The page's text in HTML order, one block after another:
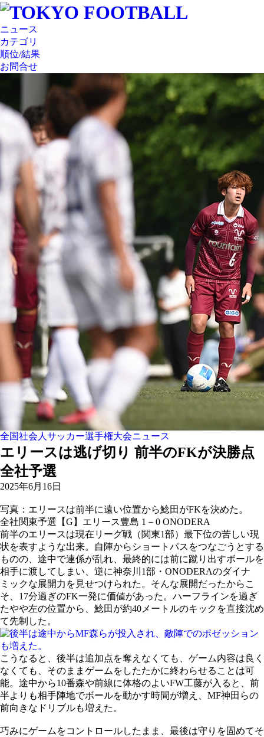
ニュース
カテゴリ
順位/結果
お問合せ
全国社会人サッカー選手権大会ニュース
エリースは逃げ切り 前半のFKが決勝点
全社予選
2025年6月16日
写真：エリースは前半に遠い位置から鯰田がFKを決めた。
全社関東予選【G】 エリース豊島 1－0 ONODERA
前半のエリースは現在リーグ戦（関東1部）最下位の苦しい現
状を表すような出来。自陣からショートパスをつなごうとする
ものの、途中で連係が乱れ、最終的には前に蹴り出すボールを
相手に渡してしまい、逆に神奈川1部・ONODERAのダイナ
ミックな展開力を見せつけられた。そんな展開だったからこ
そ、17分過ぎのFK一発に価値があった。ハーフラインを過ぎ
たやや左の位置から、鯰田が約40メートルのキックを直接沈め
て先制した。
こうなると、後半は追加点を奪えなくても、ゲーム内容は良く
なくても、そのままゲームをしたたかに終わらせることは可
能。途中から10番森や前線に体格のよいFW工藤が入ると、前
半よりも相手陣地でボールを動かす時間が増え、MF神田らの
前向きなドリブルも増えた。
巧みにゲームをコントロールしたまま、最後は守りを固めてそ